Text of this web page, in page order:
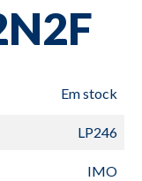
Em stock
LP246
IMO